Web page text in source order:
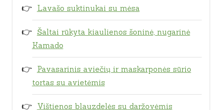
Lavašo suktinukai su mėsa
Šaltai rūkyta kiaulienos šoninė, nugarinė
Kamado
Pavasarinis aviečių ir maskarponės sūrio
tortas su avietėmis
Vištienos blauzdelės su daržovėmis